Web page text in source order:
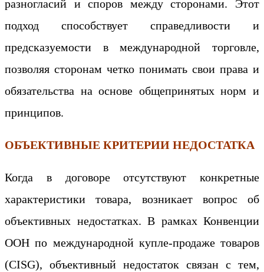
разногласий и споров между сторонами. Этот
подход способствует справедливости и
предсказуемости в международной торговле,
позволяя сторонам четко понимать свои права и
обязательства на основе общепринятых норм и
принципов.
ОБЪЕКТИВНЫЕ КРИТЕРИИ НЕДОСТАТКА
Когда в договоре отсутствуют конкретные
характеристики товара, возникает вопрос об
объективных недостатках. В рамках Конвенции
ООН по международной купле-продаже товаров
(CISG), объективный недостаток связан с тем,